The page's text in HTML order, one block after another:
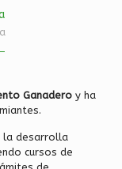
Ganadero y ha
la desarrolla
cursos de